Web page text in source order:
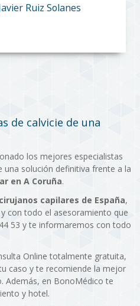
Ruiz Solanes
de calvicie de una
los mejores especialistas
una solución definitiva frente a la
en A Coruña.
capilares de España,
con todo el asesoramiento que
53 y te informaremos con todo
Online totalmente gratuita,
caso y te recomiende la mejor
Además, en BonoMédico te
y hotel.